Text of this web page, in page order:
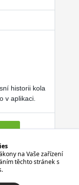
historii kola
v aplikaci.
i iPhone.
na Vaše zařízení
těchto stránek s